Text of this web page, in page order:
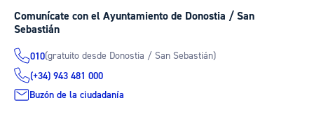
Comunícate con el Ayuntamiento de Donostia / San
Sebastián
010(gratuito desde Donostia / San Sebastián)
(+34) 943 481 000
Buzón de la ciudadanía